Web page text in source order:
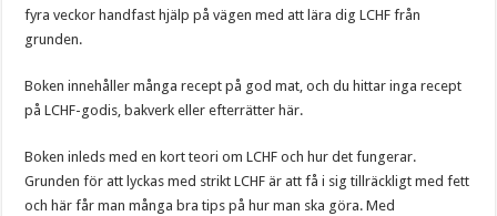
fyra veckor handfast hjälp på vägen med att lära dig LCHF från
grunden.
Boken innehåller många recept på god mat, och du hittar inga recept
på LCHF-godis, bakverk eller efterrätter här.
Boken inleds med en kort teori om LCHF och hur det fungerar.
Grunden för att lyckas med strikt LCHF är att få i sig tillräckligt med fett
och här får man många bra tips på hur man ska göra. Med